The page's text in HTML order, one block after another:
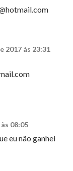
2017 às 23:31
08:05
eu não ganhei